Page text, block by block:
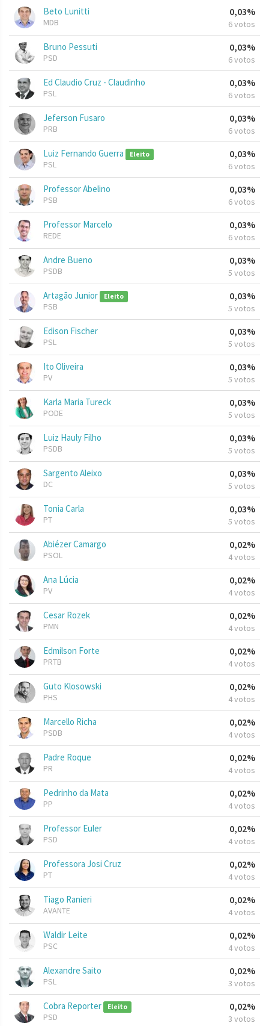
Beto Lunitti
MDB
0,03%
6 votos
Bruno Pessuti
PSD
0,03%
6 votos
Ed Claudio Cruz - Claudinho
PSL
0,03%
6 votos
Jeferson Fusaro
PRB
0,03%
6 votos
Luiz Fernando Guerra Eleito
PSL
0,03%
6 votos
Professor Abelino
PSB
0,03%
6 votos
Professor Marcelo
REDE
0,03%
6 votos
Andre Bueno
PSDB
0,03%
5 votos
Artagão Junior Eleito
PSB
0,03%
5 votos
Edison Fischer
PSL
0,03%
5 votos
Ito Oliveira
PV
0,03%
5 votos
Karla Maria Tureck
PODE
0,03%
5 votos
Luiz Hauly Filho
PSDB
0,03%
5 votos
Sargento Aleixo
DC
0,03%
5 votos
Tonia Carla
PT
0,03%
5 votos
Abiézer Camargo
PSOL
0,02%
4 votos
Ana Lúcia
PV
0,02%
4 votos
Cesar Rozek
PMN
0,02%
4 votos
Edmilson Forte
PRTB
0,02%
4 votos
Guto Klosowski
PHS
0,02%
4 votos
Marcello Richa
PSDB
0,02%
4 votos
Padre Roque
PR
0,02%
4 votos
Pedrinho da Mata
PP
0,02%
4 votos
Professor Euler
PSD
0,02%
4 votos
Professora Josi Cruz
PT
0,02%
4 votos
Tiago Ranieri
AVANTE
0,02%
4 votos
Waldir Leite
PSC
0,02%
4 votos
Alexandre Saito
PSL
0,02%
3 votos
Cobra Reporter Eleito
PSD
0,02%
3 votos